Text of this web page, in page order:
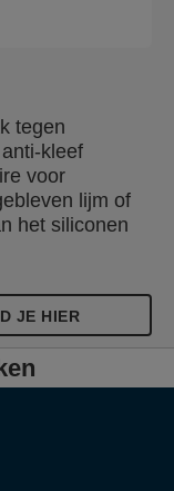
tegen
kleef
voor
lijm of
het siliconen
de lijm is
het maken van
los te
JE HIER